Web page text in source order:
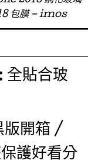
包膜 – imos
全貼合玻
版開箱 /
護好看分